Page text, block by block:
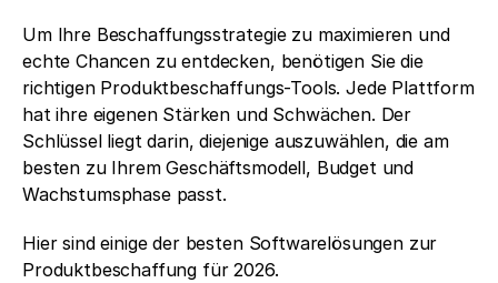
Um Ihre Beschaffungsstrategie zu maximieren und
echte Chancen zu entdecken, benötigen Sie die
richtigen Produktbeschaffungs-Tools. Jede Plattform
hat ihre eigenen Stärken und Schwächen. Der
Schlüssel liegt darin, diejenige auszuwählen, die am
besten zu Ihrem Geschäftsmodell, Budget und
Wachstumsphase passt.
Hier sind einige der besten Softwarelösungen zur
Produktbeschaffung für 2026.